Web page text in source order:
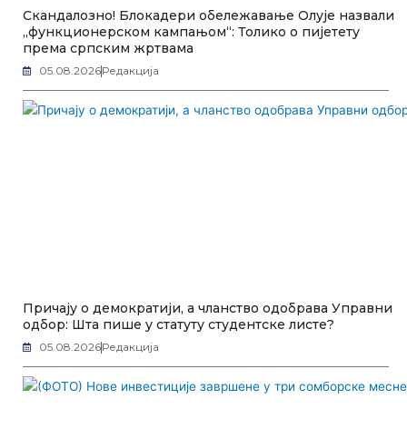
Скандалозно! Блокадери обележавање Олује назвали
„функционерском кампањом“: Толико о пијетету
према српским жртвама
05.08.2026Редакција
Причају о демократији, а чланство одобрава Управни
одбор: Шта пише у статуту студентске листе?
05.08.2026Редакција